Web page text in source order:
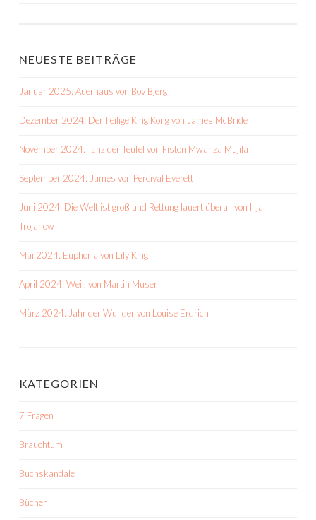
NEUESTE BEITRÄGE
Januar 2025: Auerhaus von Bov Bjerg
Dezember 2024: Der heilige King Kong von James McBride
November 2024: Tanz der Teufel von Fiston Mwanza Mujila
September 2024: James von Percival Everett
Juni 2024: Die Welt ist groß und Rettung lauert überall von Ilija
Trojanow
Mai 2024: Euphoria von Lily King
April 2024: Weil. von Martin Muser
März 2024: Jahr der Wunder von Louise Erdrich
KATEGORIEN
7 Fragen
Brauchtum
Buchskandale
Bücher